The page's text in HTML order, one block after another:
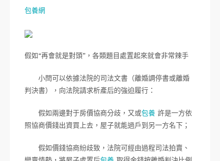
包養網
假如“再會就是對頭”，各類題目處置起來就會非常辣手
小閆可以依據法院的司法文書（離婚調停書或離婚
判決書），向法院請求析產后的強迫履行：
假如兩邊對于房價協商分歧，又或包養 許是一方依
照協商價錢出資買上去，屋子就能過戶到另一方名下；
假如價錢協商紛歧致，法院可經由過程司法拍賣、